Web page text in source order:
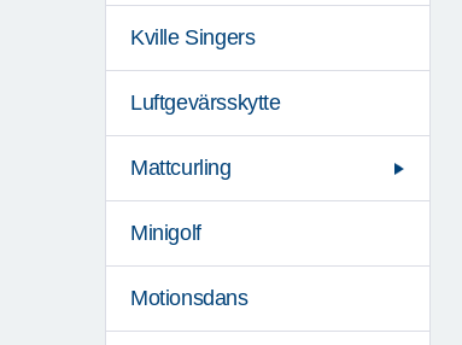
Kville Singers
Luftgevärsskytte
Mattcurling
Minigolf
Motionsdans